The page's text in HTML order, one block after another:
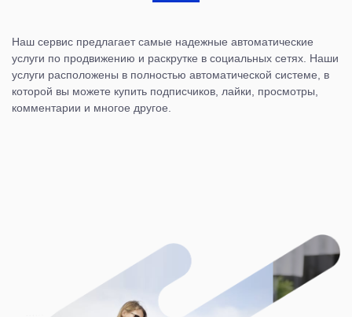
Наш сервис предлагает самые надежные автоматические
услуги по продвижению и раскрутке в социальных сетях. Наши
услуги расположены в полностью автоматической системе, в
которой вы можете купить подписчиков, лайки, просмотры,
комментарии и многое другое.